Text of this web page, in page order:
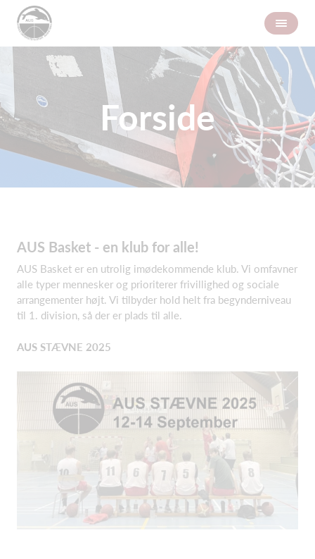
Forside
AUS Basket - en klub for alle!
AUS Basket er en utrolig imødekommende klub. Vi omfavner
alle typer mennesker og prioriterer frivillighed og sociale
arrangementer højt. Vi tilbyder hold helt fra begynderniveau
til 1. division, så der er plads til alle.
AUS STÆVNE 2025